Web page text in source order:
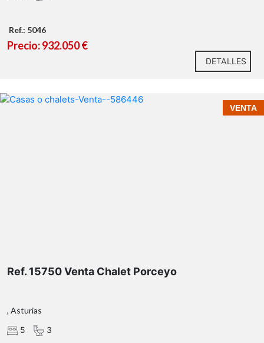
Ref.: 5046
Precio: 932.050 €
DETALLES
VENTA
Ref. 15750 Venta Chalet Porceyo
, Asturias
5
3